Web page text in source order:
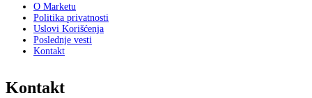
O Marketu
Politika privatnosti
Uslovi Korišćenja
Poslednje vesti
Kontakt
Kontakt